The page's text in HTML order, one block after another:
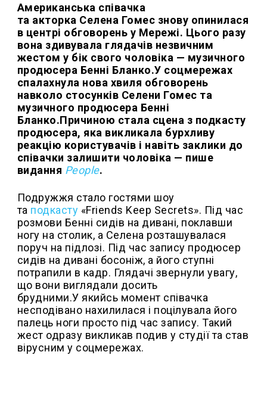
Американська співачка
та акторка Селена Гомес знову опинилася
в центрі обговорень у Мережі. Цього разу
вона здивувала глядачів незвичним
жестом у бік свого чоловіка — музичного
продюсера Бенні Бланко.У соцмережах
спалахнула нова хвиля обговорень
навколо стосунків Селени Гомес та
музичного продюсера Бенні
Бланко.Причиною стала сцена з подкасту
продюсера, яка викликала бурхливу
реакцію користувачів і навіть заклики до
співачки залишити чоловіка — пише
видання People.
Подружжя стало гостями шоу
та подкасту «Friends Keep Secrets». Під час
розмови Бенні сидів на дивані, поклавши
ногу на столик, а Селена розташувалася
поруч на підлозі. Під час запису продюсер
сидів на дивані босоніж, а його ступні
потрапили в кадр. Глядачі звернули увагу,
що вони виглядали досить
брудними.У якийсь момент співачка
несподівано нахилилася і поцілувала його
палець ноги просто під час запису. Такий
жест одразу викликав подив у студії та став
вірусним у соцмережах.